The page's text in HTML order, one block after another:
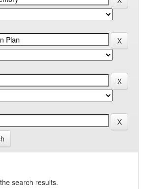
search results.